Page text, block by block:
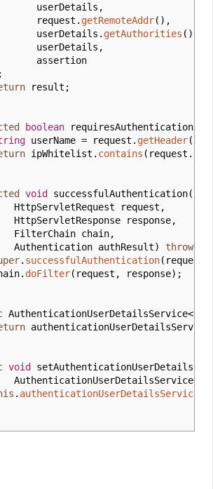
getRemoteAddr( ) ,
getAuthorities ( )
;
result ;
boolean requiresAuthentication
userName = request. getHeader(
ipWhitelist. contains ( request.
void successfulAuthentication(
request,
response,
chain,
authResult) throws
. successfulAuthentication(
doFilter( request, response) ;
AuthenticationUserDetailsService<
authenticationUserDetailsService
void
<
. authenticationUserDetailsService